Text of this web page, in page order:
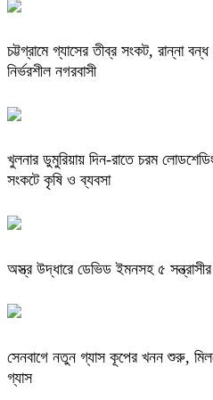
চট্টগ্রামে গ্যাসের তীব্র সংকট, রান্না
নির্ভরশীল নগরবাসী
খুলনার ডুমুরিয়ায় দিন-রাতে চরম
সংকটে কৃষি ও ব্যবসা
অস্ত্র উদ্ধারে ডেভিড ইমনসহ ৫ সন্ত্রাসীর
সেনবাগে নতুন গ্যাস কূপের খনন শুরু,
গ্যাস